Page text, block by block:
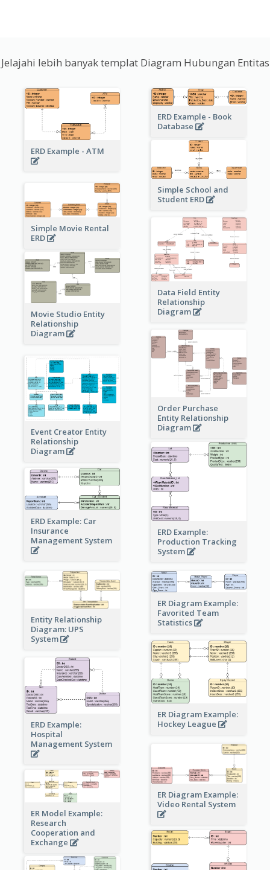
Jelajahi lebih banyak templat Diagram Hubungan Entitas
ERD Example - ATM
ERD Example - Book
Database
Simple School and
Student ERD
Simple Movie Rental
ERD
Data Field Entity
Relationship
Diagram
Movie Studio Entity
Relationship
Diagram
Order Purchase
Entity Relationship
Diagram
Event Creator Entity
Relationship
Diagram
ERD Example:
Production Tracking
System
ERD Example: Car
Insurance
Management System
Entity Relationship
Diagram: UPS
System
ER Diagram Example:
Favorited Team
Statistics
ER Diagram Example:
Hockey League
ERD Example:
Hospital
Management System
ER Diagram Example:
Video Rental System
ER Model Example:
Research
Cooperation and
Exchange